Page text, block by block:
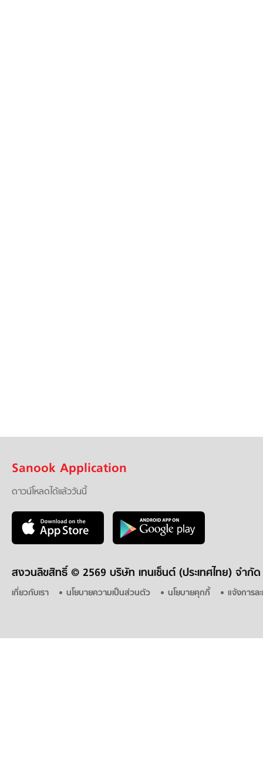
Sanook Application
ดาวน์โหลดได้แล้ววันนี้
สงวนลิขสิทธิ์ © 2569 บริษัท เทนเซ็นต์ (ประเทศไทย) จำกัด
เกี่ยวกับเรา นโยบายความเป็นส่วนตัว นโยบายคุกกี้ แจ้งการล